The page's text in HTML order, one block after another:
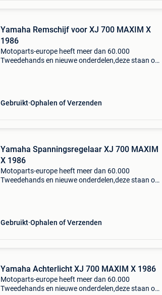
Yamaha Remschijf voor XJ 700 MAXIM X
1986
Motoparts-europe heeft meer dan 60.000
Tweedehands en nieuwe onderdelen,deze staan op
Gebruikt Ophalen of Verzenden
Yamaha Spanningsregelaar XJ 700 MAXIM
X 1986
Motoparts-europe heeft meer dan 60.000
Tweedehands en nieuwe onderdelen,deze staan op
Gebruikt Ophalen of Verzenden
Yamaha Achterlicht XJ 700 MAXIM X 1986
Motoparts-europe heeft meer dan 60.000
Tweedehands en nieuwe onderdelen,deze staan op